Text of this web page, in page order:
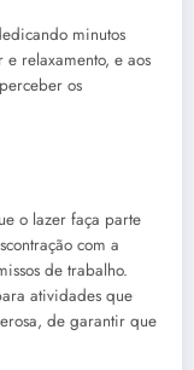
minutos
relaxamento, e aos
os
o lazer faça parte
com a
de trabalho.
atividades que
de garantir que